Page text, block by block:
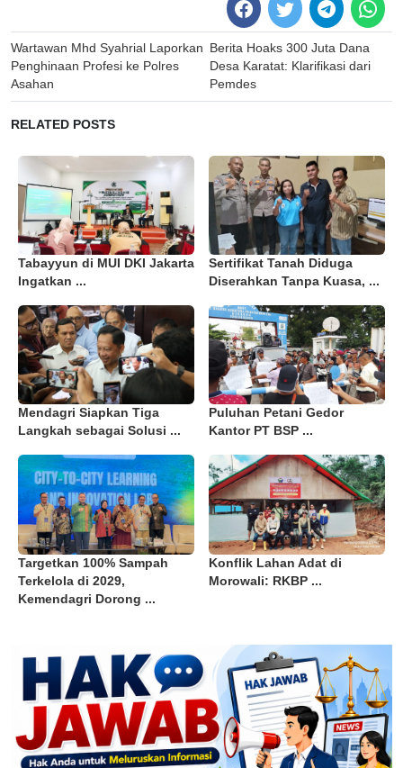
Post
navigation
Wartawan Mhd Syahrial Laporkan
Penghinaan Profesi ke Polres
Asahan
Berita Hoaks 300 Juta Dana
Desa Karatat: Klarifikasi dari
Pemdes
RELATED POSTS
Tabayyun di MUI DKI Jakarta
Ingatkan ...
Sertifikat Tanah Diduga
Diserahkan Tanpa Kuasa, ...
Mendagri Siapkan Tiga
Langkah sebagai Solusi ...
Puluhan Petani Gedor
Kantor PT BSP ...
Targetkan 100% Sampah
Terkelola di 2029,
Kemendagri Dorong ...
Konflik Lahan Adat di
Morowali: RKBP ...